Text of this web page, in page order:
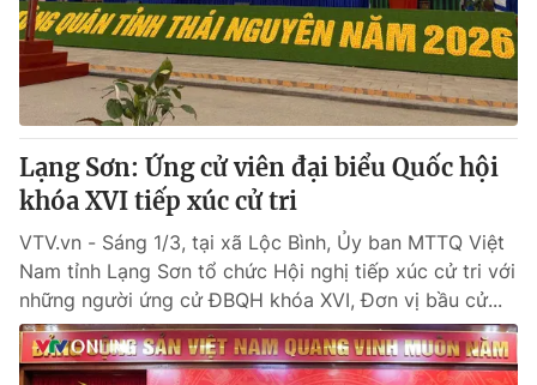
Lạng Sơn: Ứng cử viên đại biểu Quốc hội
khóa XVI tiếp xúc cử tri
VTV.vn - Sáng 1/3, tại xã Lộc Bình, Ủy ban MTTQ Việt
Nam tỉnh Lạng Sơn tổ chức Hội nghị tiếp xúc cử tri với
những người ứng cử ĐBQH khóa XVI, Đơn vị bầu cử...